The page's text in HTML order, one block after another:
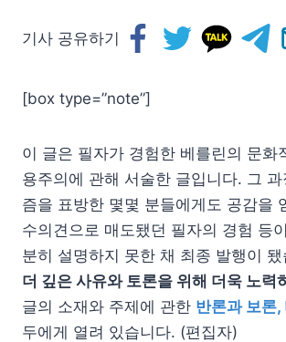
기사 공유하기
[box type=”note”]
이 글은 필자가 경험한 베를린의 문화
용주의에 관해 서술한 글입니다. 그 과
즘을 표방한 몇몇 분들에게도 공감을
수의견으로 매도됐던 필자의 경험 등
분히 설명하지 못한 채 최종 발행이 됐
더 깊은 사유와 토론을 위해 더욱 노력
글의 소재와 주제에 관한 반론과 보론,
두에게 열려 있습니다. (편집자)